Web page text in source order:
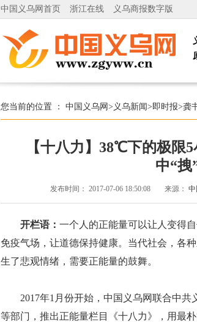
中国义乌网首页 浙江在线 义乌商报数字版
您当前的位置 ： 中国义乌网 > 义乌新闻>即时报>龚
【十八力】38℃下的极限
中“拽
发布时间： 2017-07-06 18:50:08 来源： 中
开栏语： 一个人的正能量可以让人变得
免疫气场，让道德保持健康。当代社会，各
生了悲观情绪，需要正能量的鼓舞。
2017年1月份开始，中国义乌网联合中共
等部门，推出正能量栏目《十八力》，用最